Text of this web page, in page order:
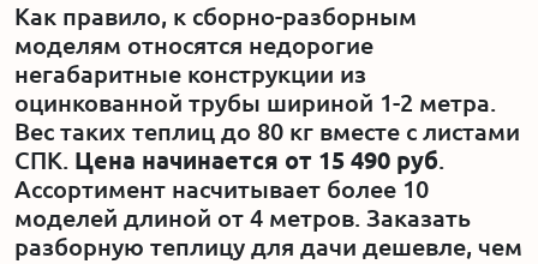
Как правило, к сборно-разборным
моделям относятся недорогие
негабаритные конструкции из
оцинкованной трубы шириной 1-2 метра.
Вес таких теплиц до 80 кг вместе с листами
СПК. Цена начинается от 15 490 руб
Ассортимент насчитывает более 10
моделей длиной от 4 метров. Заказать
разборную теплицу для дачи дешевле, чем